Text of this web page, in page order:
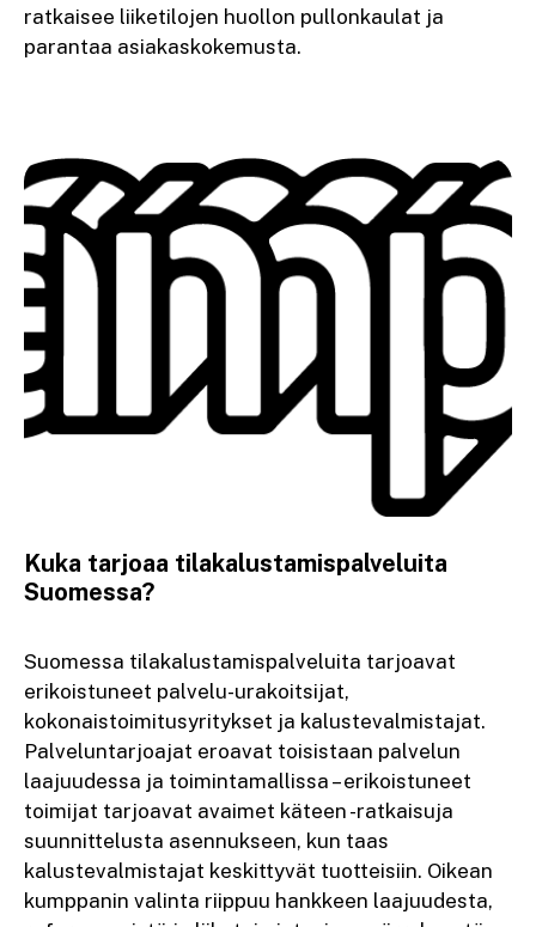
ratkaisee liiketilojen huollon pullonkaulat ja
parantaa asiakaskokemusta.
Kuka tarjoaa tilakalustamispalveluita
Suomessa?
Suomessa tilakalustamispalveluita tarjoavat
erikoistuneet palvelu-urakoitsijat,
kokonaistoimitusyritykset ja kalustevalmistajat.
Palveluntarjoajat eroavat toisistaan palvelun
laajuudessa ja toimintamallissa – erikoistuneet
toimijat tarjoavat avaimet käteen -ratkaisuja
suunnittelusta asennukseen, kun taas
kalustevalmistajat keskittyvät tuotteisiin. Oikean
kumppanin valinta riippuu hankkeen laajuudesta,